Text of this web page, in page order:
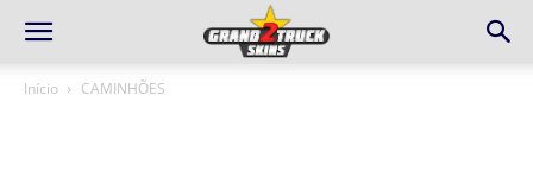
Início CAMINHÕES